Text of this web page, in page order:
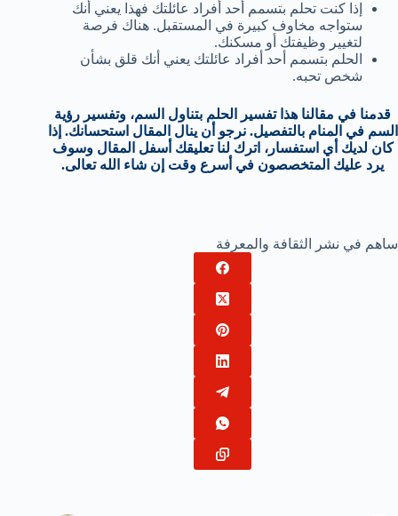
إذا كنت تحلم بتسمم أحد أفراد عائلتك فهذا يعني أنك
ستواجه مخاوف كبيرة في المستقبل. هناك فرصة
لتغيير وظيفتك أو مسكنك.
الحلم بتسمم أحد أفراد عائلتك يعني أنك قلق بشأن
شخص تحبه.
قدمنا في مقالنا هذا تفسير الحلم بتناول السم، وتفسير رؤية
السم في المنام بالتفصيل. نرجو أن ينال المقال استحسانك. إذا
كان لديك أي استفسار، اترك لنا تعليقك أسفل المقال وسوف
يرد عليك المتخصصون في أسرع وقت إن شاء الله تعالى.
ساهم في نشر الثقافة والمعرفة